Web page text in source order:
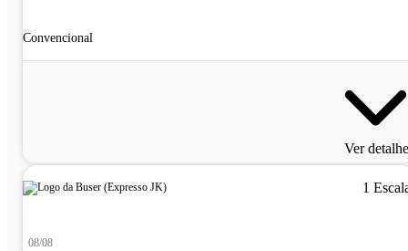
Convencional
Ver
1
08/08